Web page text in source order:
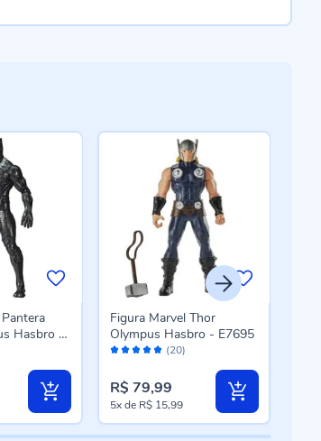
Hasbro -
Avaliação: (20)
Figura Marvel Thor
Olympus Hasbro - E7695
R$ 79,99
5xde R$ 15,99